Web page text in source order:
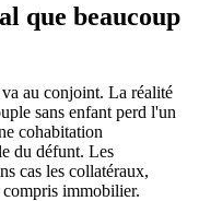
que beaucoup
au conjoint. La réalité
sans enfant perd l'un
cohabitation
du défunt. Les
cas les collatéraux,
immobilier.